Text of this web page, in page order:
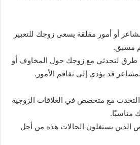
أو أمور مقلقة يسعى زوجك للتعبير
مسبق.
طرق لتحدثي مع زوجك حول المخاوف أو
قد يؤدي إلى تفاقم الأمور.
مع متخصص في العلاقات الزوجية
مناسبًا.
الذين يستغلون الحالات هذه من أجل